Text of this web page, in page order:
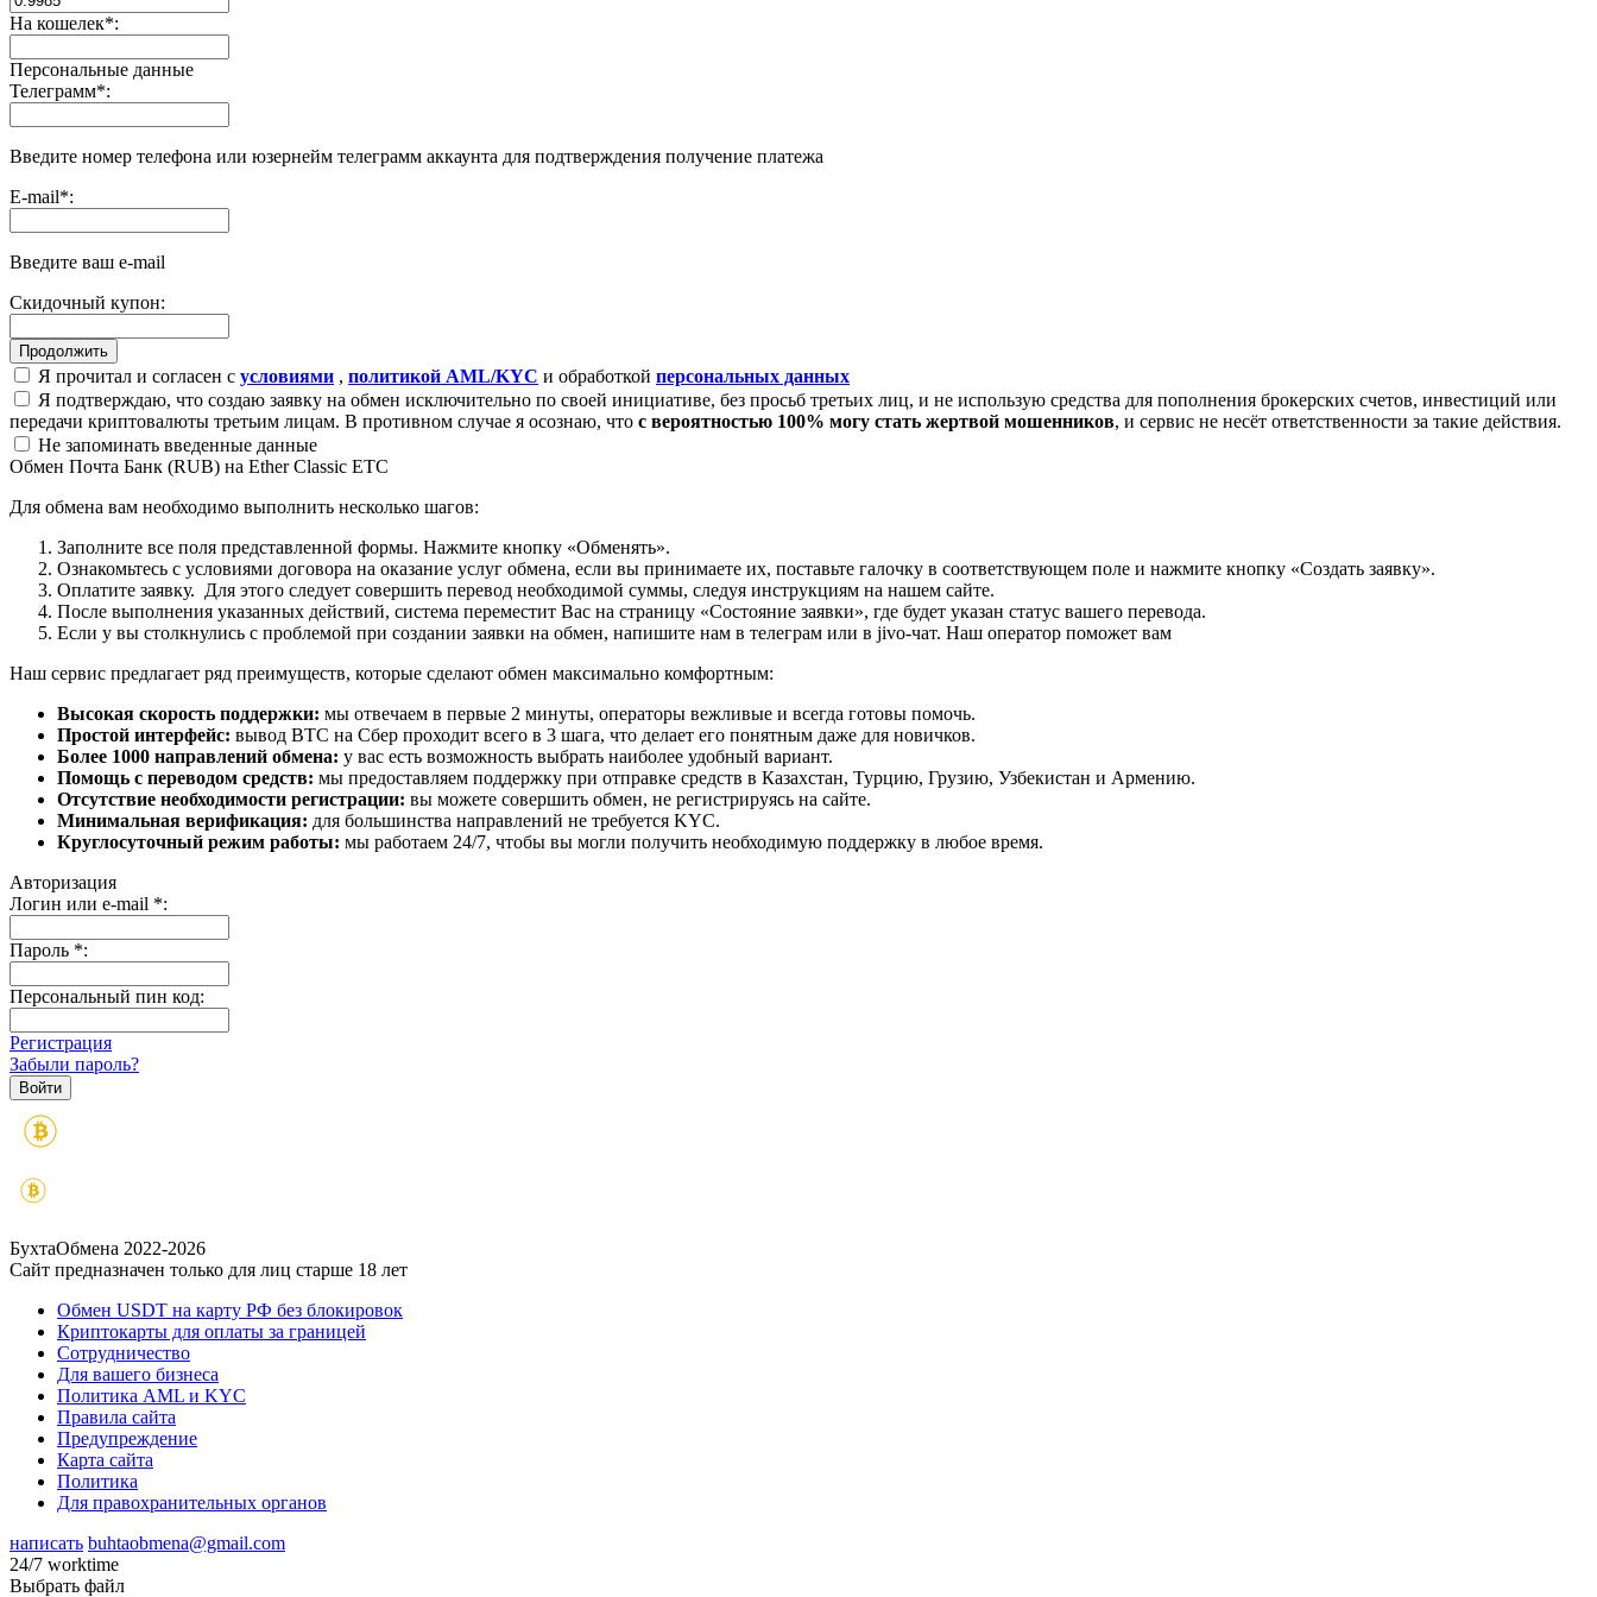
На кошелек*:
Персональные данные
Телеграмм*:
Введите номер телефона или юзернейм телеграмм аккаунта для подтверждения получение платежа
E-mail*:
Введите ваш e-mail
Скидочный купон:
Я прочитал и согласен с условиями , политикой AML/KYC и обработкой персональных данных
Я подтверждаю, что создаю заявку на обмен исключительно по своей инициативе, без просьб третьих лиц, и не использую средства для пополнения брокерских счетов, инвестиций или
передачи криптовалюты третьим лицам. В противном случае я осознаю, что с вероятностью 100% могу стать жертвой мошенников, и сервис не несёт ответственности за такие действия.
Не запоминать введенные данные
Обмен Почта Банк (RUB) на Ether Classic ETC
Для обмена вам необходимо выполнить несколько шагов:
Заполните все поля представленной формы. Нажмите кнопку «Обменять».
Ознакомьтесь с условиями договора на оказание услуг обмена, если вы принимаете их, поставьте галочку в соответствующем поле и нажмите кнопку «Создать заявку».
Оплатите заявку. Для этого следует совершить перевод необходимой суммы, следуя инструкциям на нашем сайте.
После выполнения указанных действий, система переместит Вас на страницу «Состояние заявки», где будет указан статус вашего перевода.
Если у вы столкнулись с проблемой при создании заявки на обмен, напишите нам в телеграм или в jivo-чат. Наш оператор поможет вам
Наш сервис предлагает ряд преимуществ, которые сделают обмен максимально комфортным:
Высокая скорость поддержки: мы отвечаем в первые 2 минуты, операторы вежливые и всегда готовы помочь.
Простой интерфейс: вывод BTC на Сбер проходит всего в 3 шага, что делает его понятным даже для новичков.
Более 1000 направлений обмена: у вас есть возможность выбрать наиболее удобный вариант.
Помощь с переводом средств: мы предоставляем поддержку при отправке средств в Казахстан, Турцию, Грузию, Узбекистан и Армению.
Отсутствие необходимости регистрации: вы можете совершить обмен, не регистрируясь на сайте.
Минимальная верификация: для большинства направлений не требуется KYC.
Круглосуточный режим работы: мы работаем 24/7, чтобы вы могли получить необходимую поддержку в любое время.
Авторизация
Логин или e-mail *:
Пароль *:
Персональный пин код:
Регистрация
Забыли пароль?
БухтаОбмена 2022-2026
Сайт предназначен только для лиц старше 18 лет
Обмен USDT на карту РФ без блокировок
Криптокарты для оплаты за границей
Сотрудничество
Для вашего бизнеса
Политика AML и KYC
Правила сайта
Предупреждение
Карта сайта
Политика
Для правохранительных органов
написать buhtaobmena@gmail.com
24/7 worktime
Выбрать файл